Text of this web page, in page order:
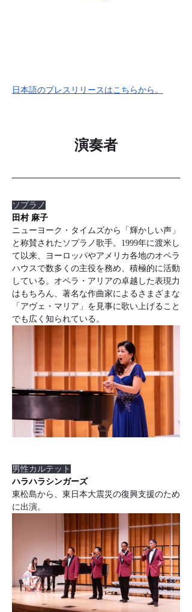
日本語のプレスリリースはこちらから。
演奏者
ソプラノ
田村 麻子
ニューヨーク・タイムズから「輝かしい声」
と称賛されたソプラノ歌手。1999年に渡米し
て以来、ヨーロッパやアメリカ各地のオペラ
ハウスで数多くの主役を務め、積極的に活動
している。オペラ・アリアの卓越した表現力
はもちろん、著名な作曲家によるさまざまな
「アヴェ・マリア」を見事に歌い上げること
でも広く知られている。
男性カルテット
ハラハラシンガーズ
東松島から、東日本大震災の復興支援のため
に出演。